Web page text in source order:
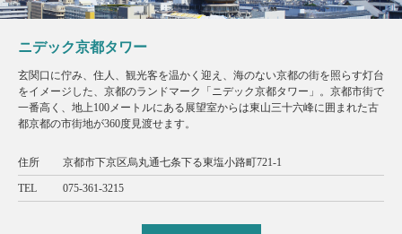
ニデック京都タワー
玄関口に佇み、住人、観光客を温かく迎え、海のない京都の街を照らす灯台
をイメージした、京都のランドマーク「ニデック京都タワー」。京都市街で
一番高く、地上100メートルにある展望室からは東山三十六峰に囲まれた古
都京都の市街地が360度見渡せます。
住所 京都市下京区烏丸通七条下る東塩小路町721-1
TEL 075-361-3215